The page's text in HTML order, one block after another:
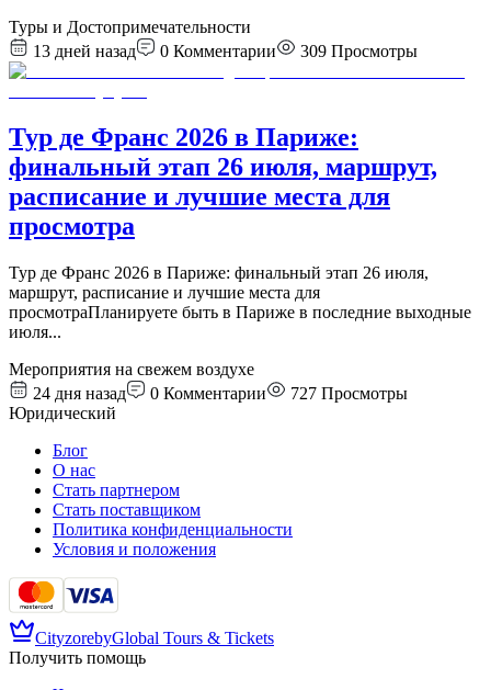
Туры и Достопримечательности
13 дней назад
0 Комментарии 309 Просмотры
Тур де Франс 2026 в Париже:
финальный этап 26 июля, маршрут,
расписание и лучшие места для
просмотра
Тур де Франс 2026 в Париже: финальный этап 26 июля,
маршрут, расписание и лучшие места для
просмотраПланируете быть в Париже в последние выходные
июля...
Мероприятия на свежем воздухе
24 дня назад
0 Комментарии 727 Просмотры
Юридический
Блог
О нас
Стать партнером
Стать поставщиком
Политика конфиденциальности
Условия и положения
CityzorebyGlobal Tours & Tickets
Получить помощь